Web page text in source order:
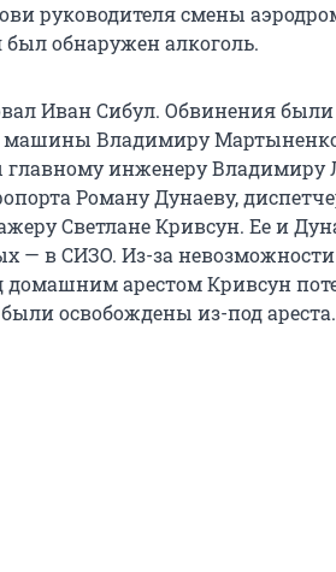
руководителя смены
был обнаружен алкоголь.
Иван Сибул. Обвинения
машины Владимиру
главному инженеру Владимиру
Роману Дунаеву,
Светлане Кривсун. Ее и
— в СИЗО. Из-за
арестом Кривсун
освобождены из-под ареста.